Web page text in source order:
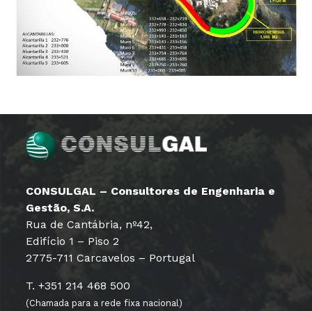
CONSULGAL – Consultores de Engenharia e
Gestão, S.A.
Rua de Cantábria, nº42,
Edifício 1 – Piso 2
2775-711 Carcavelos – Portugal
T. +351 214 468 500
(Chamada para a rede fixa nacional)